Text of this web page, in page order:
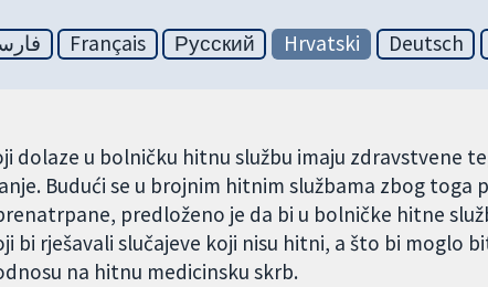
Français Русский Hrvatski Deutsch
dolaze u bolničku hitnu službu imaju zdravstvene
Budući se u brojnim hitnim službama zbog toga
predloženo je da bi u bolničke hitne
bi rješavali slučajeve koji nisu hitni, a što bi moglo
na hitnu medicinsku skrb.